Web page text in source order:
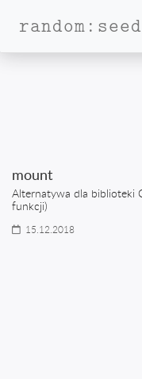
random:seed
mount
Alternatywa dla biblioteki
funkcji)
15.12.2018